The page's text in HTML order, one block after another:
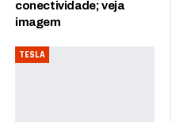
conectividade; veja
imagem
TESLA